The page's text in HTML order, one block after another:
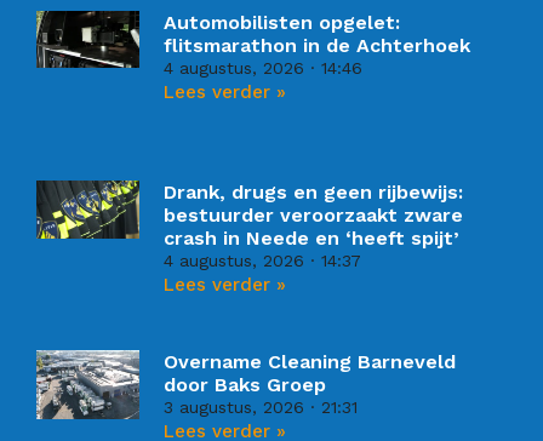
Automobilisten opgelet:
flitsmarathon in de Achterhoek
4 augustus, 2026 14:46
Lees verder »
Drank, drugs en geen rijbewijs:
bestuurder veroorzaakt zware
crash in Neede en ‘heeft spijt’
4 augustus, 2026 14:37
Lees verder »
Overname Cleaning Barneveld
door Baks Groep
3 augustus, 2026 21:31
Lees verder »